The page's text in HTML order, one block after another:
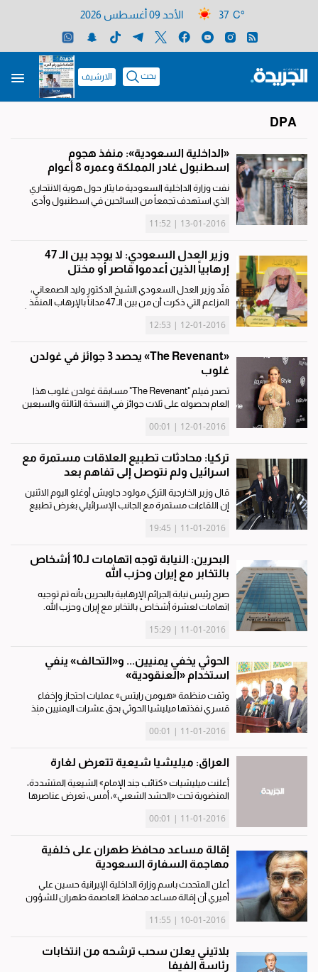
37 C° الأحد 09 أغسطس 2026
بحث الارشيف
DPA
«الداخلية السعودية»: منفذ هجوم
اسطنبول غادر المملكة وعمره 8 أعوام
نفت وزارة الداخلية السعودية ما يثار حول هوية الانتحاري
الذي استهدف تجمعاً من السائحين في اسطنبول وأدى
زوراً بأن منفذ الهجوم سعودي الجنسية، مؤكدة إنه سوري
13-01-2016 | 11:52
وزير العدل السعودي: لا يوجد بين الـ 47
إرهابياً الذين أعدموا قاصر أو مختل
فنَّد وزير العدل السعودي الشيخ الدكتور وليد الصمعاني،
المزاعم التي ذكرت أن من بين الـ 47 مداناً بالإرهاب المنفّذ
أنه لا يوجد مَن يعاني خللاً عقلياً أو قصّراً من بين...
12-01-2016 | 12:53
«The Revenant» يحصد 3 جوائز في غولدن
غلوب
تصدر فيلم "The Revenant" مسابقة غولدن غلوب هذا
العام بحصوله على ثلاث جوائز في النسخة الثالثة والسبعين
وفاز الفيلم بجائزة أفضل فيلم درامي، كما فاز بطل الفيلم
12-01-2016 | 00:01
تركيا: محادثات تطبيع العلاقات مستمرة مع
اسرائيل ولم نتوصل إلى تفاهم بعد
قال وزير الخارجية التركي مولود جاويش أوغلو اليوم الاثنين
إن اللقاءات مستمرة مع الجانب الإسرائيلي بغرض تطبيع
كلمة الوزير التركي أثناء افتتاحه المؤتمر الثامن...
11-01-2016 | 19:45
البحرين: النيابة توجه اتهامات لـ10 أشخاص
بالتخابر مع إيران وحزب الله
صرح رئيس نيابة الجرائم الإرهابية بالبحرين بأنه تم توجيه
اتهامات لعشرة أشخاص بالتخابر مع إيران وحزب الله.
الحمادي القول إن عددا من المتهمين كانوا التقوا
11-01-2016 | 15:29
الحوثي يخفي يمنيين... و«التحالف» ينفي
استخدام «العنقودية»
وثقت منظمة «هيومن رايتس» عمليات احتجاز وإخفاء
قسري نفذتها ميليشيا الحوثي بحق عشرات اليمنيين منذ
وقت نفى التحالف العربي بقيادة السعودية استخدام قنابل
11-01-2016 | 00:01
العراق: ميليشيا شيعية تتعرض لغارة
أعلنت ميليشيات «كتائب جند الإمام» الشيعية المتشددة،
المنضوية تحت «الحشد الشعبي»، أمس، تعرض عناصرها
تكريت، مركز محافظة صلاح الدين، يبدو أن الجيش العراقي
11-01-2016 | 00:01
إقالة مساعد محافظ طهران على خلفية
مهاجمة السفارة السعودية
أعلن المتحدث باسم وزارة الداخلية الإيرانية حسين علي
أميري أن إقالة مساعد محافظ العاصمة طهران للشؤون
10-01-2016 | 11:55
بلاتيني يعلن سحب ترشحه من انتخابات
رئاسة الفيفا